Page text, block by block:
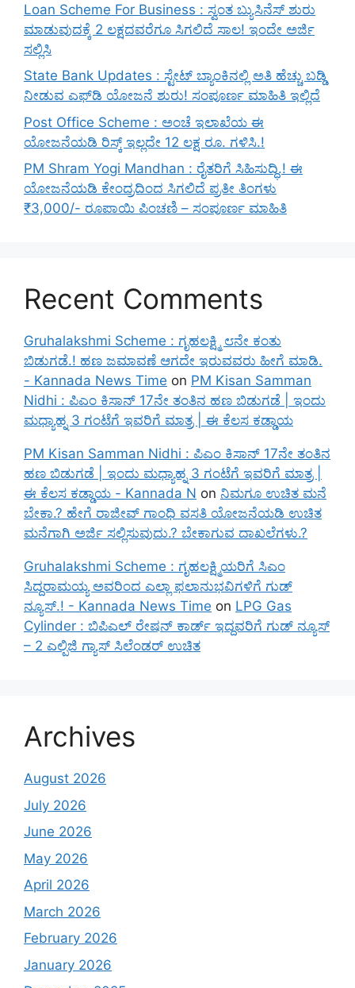
Loan Scheme For Business : ಸ್ವಂತ ಬ್ಯುಸಿನೆಸ್ ಶುರು
ಮಾಡುವುದಕ್ಕೆ 2 ಲಕ್ಷದವರೆಗೂ ಸಿಗಲಿದೆ ಸಾಲ! ಇಂದೇ ಅರ್ಜಿ
ಸಲ್ಲಿಸಿ
State Bank Updates : ಸ್ಟೇಟ್ ಬ್ಯಾಂಕಿನಲ್ಲಿ ಅತಿ ಹೆಚ್ಚು ಬಡ್ಡಿ
ನೀಡುವ ಎಫ್‌ಡಿ ಯೋಜನೆ ಶುರು! ಸಂಪೂರ್ಣ ಮಾಹಿತಿ ಇಲ್ಲಿದೆ
Post Office Scheme : ಅಂಚೆ ಇಲಾಖೆಯ ಈ
ಯೋಜನೆಯಡಿ ರಿಸ್ಕ್‌ ಇಲ್ಲದೇ 12 ಲಕ್ಷ ರೂ. ಗಳಿಸಿ.!
PM Shram Yogi Mandhan : ರೈತರಿಗೆ ಸಿಹಿಸುದ್ಧಿ.! ಈ
ಯೋಜನೆಯಡಿ ಕೇಂದ್ರದಿಂದ ಸಿಗಲಿದೆ ಪ್ರತೀ ತಿಂಗಳು
₹3,000/- ರೂಪಾಯಿ ಪಿಂಚಣಿ – ಸಂಪೂರ್ಣ ಮಾಹಿತಿ
Recent Comments
Gruhalakshmi Scheme : ಗೃಹಲಕ್ಷ್ಮಿ ೮ನೇ ಕಂತು
ಬಿಡುಗಡೆ.! ಹಣ ಜಮಾವಣೆ ಆಗದೇ ಇರುವವರು ಹೀಗೆ ಮಾಡಿ.
- Kannada News Time on PM Kisan Samman
Nidhi : ಪಿಎಂ ಕಿಸಾನ್ 17ನೇ ತಂತಿನ ಹಣ ಬಿಡುಗಡೆ | ಇಂದು
ಮಧ್ಯಾಹ್ನ 3 ಗಂಟೆಗೆ ಇವರಿಗೆ ಮಾತ್ರ | ಈ ಕೆಲಸ ಕಡ್ಡಾಯ
PM Kisan Samman Nidhi : ಪಿಎಂ ಕಿಸಾನ್ 17ನೇ ತಂತಿನ
ಹಣ ಬಿಡುಗಡೆ | ಇಂದು ಮಧ್ಯಾಹ್ನ 3 ಗಂಟೆಗೆ ಇವರಿಗೆ ಮಾತ್ರ |
ಈ ಕೆಲಸ ಕಡ್ಡಾಯ - Kannada N on ನಿಮಗೂ ಉಚಿತ ಮನೆ
ಬೇಕಾ.? ಹೇಗೆ ರಾಜೀವ್ ಗಾಂಧಿ ವಸತಿ ಯೋಜನೆಯಡಿ ಉಚಿತ
ಮನೆಗಾಗಿ ಅರ್ಜಿ ಸಲ್ಲಿಸುವುದು.? ಬೇಕಾಗುವ ದಾಖಲೆಗಳು.?
Gruhalakshmi Scheme : ಗೃಹಲಕ್ಷ್ಮಿಯರಿಗೆ ಸಿಎಂ
ಸಿದ್ದರಾಮಯ್ಯ ಅವರಿಂದ ಎಲ್ಲಾ ಫಲಾನುಭವಿಗಳಿಗೆ ಗುಡ್
ನ್ಯೂಸ್.! - Kannada News Time on LPG Gas
Cylinder : ಬಿಪಿಎಲ್ ರೇಷನ್ ಕಾರ್ಡ್ ಇದ್ದವರಿಗೆ ಗುಡ್ ನ್ಯೂಸ್
– 2 ಎಲ್ಪಿಜಿ ಗ್ಯಾಸ್ ಸಿಲೆಂಡರ್ ಉಚಿತ
Archives
August 2026
July 2026
June 2026
May 2026
April 2026
March 2026
February 2026
January 2026